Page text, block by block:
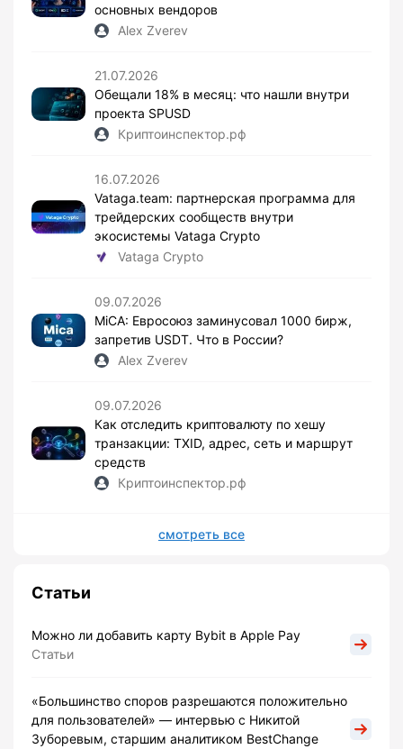
основных вендоров
Alex Zverev
21.07.2026
Обещали 18% в месяц: что нашли внутри
проекта SPUSD
Криптоинспектор.рф
16.07.2026
Vataga.team: партнерская программа для
трейдерских сообществ внутри
экосистемы Vataga Crypto
Vataga Crypto
09.07.2026
MiCA: Евросоюз заминусовал 1000 бирж,
запретив USDT. Что в России?
Alex Zverev
09.07.2026
Как отследить криптовалюту по хешу
транзакции: TXID, адрес, сеть и маршрут
средств
Криптоинспектор.рф
смотреть все
Статьи
Можно ли добавить карту Bybit в Apple Pay
Статьи
«Большинство споров разрешаются положительно
для пользователей» — интервью с Никитой
Зуборевым, старшим аналитиком BestChange